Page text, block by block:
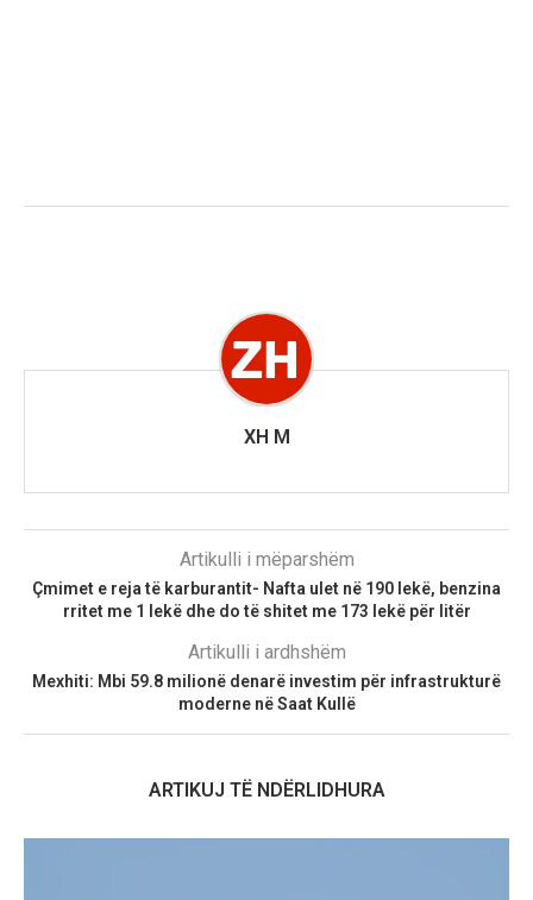
XH M
Artikulli i mëparshëm
Çmimet e reja të karburantit- Nafta ulet në 190 lekë, benzina
rritet me 1 lekë dhe do të shitet me 173 lekë për litër
Artikulli i ardhshëm
Mexhiti: Mbi 59.8 milionë denarë investim për infrastrukturë
moderne në Saat Kullë
ARTIKUJ TË NDËRLIDHURA